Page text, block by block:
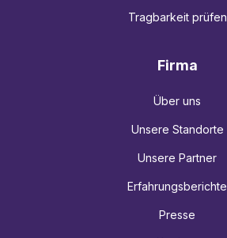
Tragbarkeit prüfen
Firma
Über uns
Unsere Standorte
Unsere Partner
Erfahrungsberichte
Presse